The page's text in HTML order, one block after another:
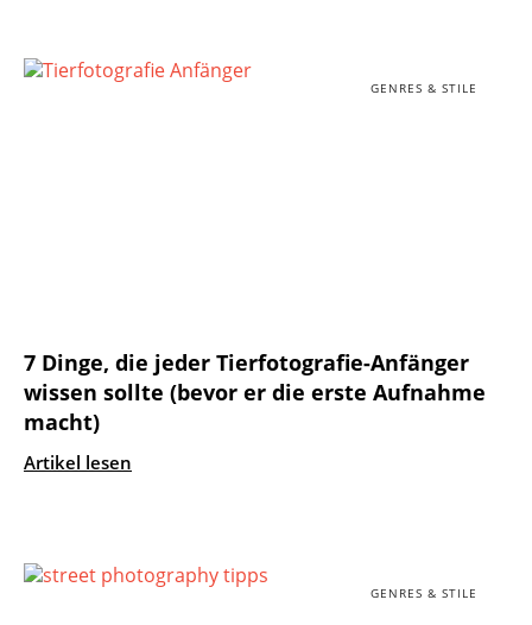
GENRES & STILE
7 Dinge, die jeder Tierfotografie-Anfänger
wissen sollte (bevor er die erste Aufnahme
macht)
Artikel lesen
GENRES & STILE